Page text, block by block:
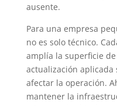
ausente.
Para una empresa
no es solo técnico.
amplía la superficie
actualización
afectar la operación.
mantener la